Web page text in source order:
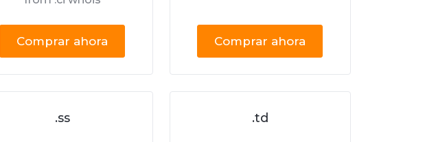
Comprar ahora Comprar ahora
.ss .td